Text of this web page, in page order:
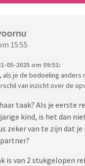
15:55
2025 om 09:51:
als je de bedoeling
van inzicht over de
taak? Als je eerste
kind, is het dan
zeker van te zijn dat
is van 2 stukgelopen